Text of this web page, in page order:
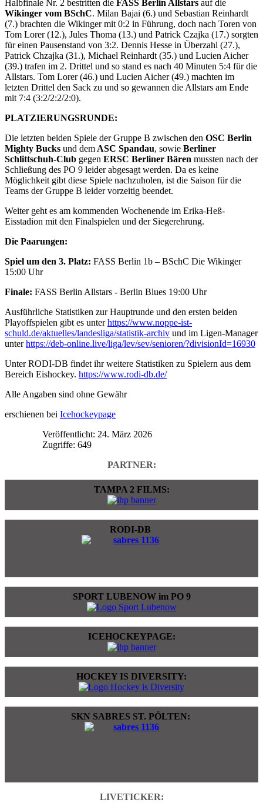
Halbfinale Nr. 2 bestritten die FASS Berlin Allstars auf die
Wikinger vom BSchC. Milan Bajai (6.) und Sebastian Reinhardt
(7.) brachten die Wikinger mit 0:2 in Führung, doch nach Toren von
Tom Lorer (12.), Jules Thoma (13.) und Patrick Czajka (17.) sorgten
für einen Pausenstand von 3:2. Dennis Hesse in Überzahl (27.),
Patrick Chzajka (31.), Michael Reinhardt (35.) und Lucien Aicher
(39.) trafen im 2. Drittel und so stand es nach 40 Minuten 5:4 für die
Allstars. Tom Lorer (46.) und Lucien Aicher (49.) machten im
letzten Drittel den Sack zu und so gewannen die Allstars am Ende
mit 7:4 (3:2/2:2/2:0).
PLATZIERUNGSRUNDE:
Die letzten beiden Spiele der Gruppe B zwischen den OSC Berlin
Mighty Bucks und dem ASC Spandau, sowie Berliner
Schlittschuh-Club gegen ERSC Berliner Bären mussten nach der
Schließung des PO 9 leider abgesagt werden. Da es keine
Möglichkeit gibt diese Spiele nachzuholen, ist die Saison für die
Teams der Gruppe B leider vorzeitig beendet.
Weiter geht es am kommenden Wochenende im Erika-Heß-
Eisstadion mit den Finalspielen und der Siegerehrung.
Die Paarungen:
Spiel um den 3. Platz: FASS Berlin 1b – BSchC Die Wikinger
15:00 Uhr
Finale: FASS Berlin Allstars - Berlin Blues 19:00 Uhr
Ausführliche Statistiken zur Hauptrunde und den ersten beiden
Playoffspielen gibt es unterhttps://www.noppe-ist-
schuld.de/aktuelles/landesliga/statistik-archiv und im Ligen-Manager
unterhttps://deb-online.live/liga/lev/sev/senioren/?divisionId=16930
Unter RODI-DB findet ihr weitere Statistiken zu Spielern aus dem
Bereich Eishockey. https://www.rodi-db.de/
Alle Angaben sind ohne Gewähr
erschienen bei Icehockeypage
Veröffentlicht: 24. März 2026
Zugriffe: 649
PARTNER:
TAMPA 2 FILMS:
RODI-DB
SPORT LUBENOW im PO 9
ICEHOCKEYPAGE:
HOCKEY IS DIVERSITY:
SKN SABRES ST. PÖLTEN:
LIVETICKER: